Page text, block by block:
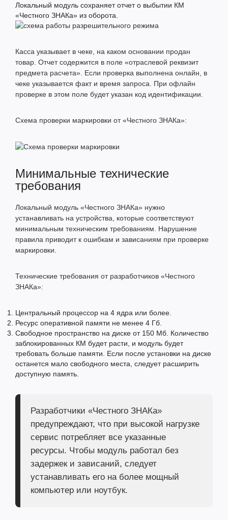
Локальный модуль сохраняет отчет о выбытии КМ
«Честного ЗНАКа» из оборота.
Касса указывает в чеке, на каком основании продан
товар. Отчет содержится в поле «отраслевой реквизит
предмета расчета». Если проверка выполнена онлайн, в
чеке указывается факт и время запроса. При офлайн
проверке в этом поле будет указан код идентификации.
Схема проверки маркировки от «Честного ЗНАКа»:
Минимальные технические
требования
Локальный модуль «Честного ЗНАКа» нужно
устанавливать на устройства, которые соответствуют
минимальным техническим требованиям. Нарушение
правила приводит к ошибкам и зависаниям при проверке
маркировки.
Технические требования от разработчиков «Честного
ЗНАКа»:
Центральный процессор на 4 ядра или более.
Ресурс оперативной памяти не менее 4 Гб.
Свободное пространство на диске от 150 Мб. Количество
заблокированных КМ будет расти, и модуль будет
требовать больше памяти. Если после установки на диске
останется мало свободного места, следует расширить
доступную память.
Разработчики «Честного ЗНАКа»
предупреждают, что при высокой нагрузке
сервис потребляет все указанные
ресурсы. Чтобы модуль работал без
задержек и зависаний, следует
устанавливать его на более мощный
компьютер или ноутбук.